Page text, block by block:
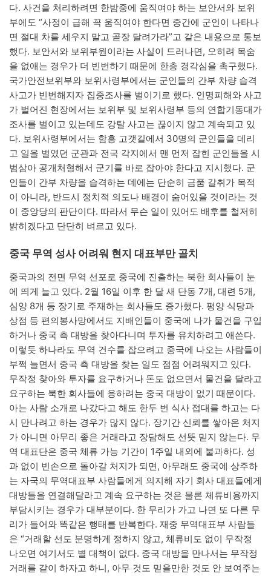
다. 사건을 처리하려면 한밤중에 움직여야 하는 보안서와 보위
부에도 “사정이 급해 꼭 움직여야 한다면 중간에 군인이 나타나
면 절대 차를 세우지 말고 곧장 달려가라”고 같은 내용으로 통보
했다. 보안서와 보위부원이라는 사실이 드러나면, 오히려 목숨
을 없애는 경우가 더 빈번하기 때문에 한층 경각심을 촉구했다.
국가안전보위부와 보위사령부에서는 군인들의 간부 차량 습격
사고가 빈번해지자 집중조사를 벌이기로 했다. 인명피해와 사고
가 벌어진 현장에서는 보위부 및 보위사령부 등의 연합기동대가
조사를 벌이고 있는데도 강탈 사고는 끊이지 않고 계속되고 있
다. 보위사령부에서는 함흥 고갯길에서 30명의 군인들을 데리
고 일을 벌였던 군관과 전국 각지에서 맨 먼저 잡힌 군인들을 시
범삼아 공개처형해서 군기를 바로 잡아야 한다고 지시했다. 군
인들이 간부 차량을 습격하는 데에는 단순히 금품 갈취가 목적
이 아니라, 반드시 정치적 의도나 배경이 숨어있을 것이라는 것
이 중앙당의 판단이다. 따라서 무슨 일이 있어도 배후를 철저히
밝히겠다고 단단히 벼르고 있다.
중국 무역 성사 어려워 현지 대표부만 골치
중국과의 전면 무역 선포로 중국에 진출하는 북한 회사들이 눈
에 띄게 늘고 있다. 2월 16일 이후 한 달 새 단동 7개, 대련 5개,
심양 8개 등 장기로 주재하는 회사들도 증가했다. 평양 식당과
상점 등 편의봉사망에서도 지배인들이 중국에 나가 물건을 구입
하거나 중국 측 대방을 찾아다니며 투자를 유치하려고 애쓴다.
이렇듯 하나라도 무역 건수를 잡으려고 중국에 나오는 사람들이
부쩍 늘면서 중국 측 대방을 찾는 일도 점점 어려워지고 있다.
무작정 찾아와 투자를 요구하거나 돈도 없으면서 물건을 달라고
요구하는 북한 회사들에 응하려는 중국 대방이 없기 때문이다.
아는 사람 소개로 나갔다고 해도 한두 번 식사 접대를 하고는 다
시 만나려고 하는 경우가 많지 않다. 장기간 신뢰를 쌓아온 처지
가 아니면 아무리 좋은 거래라고 장담해도 선뜻 믿지 않는다. 무
역 대표단은 중국 체류 가능 기간이 1주일 내외에 불과하다. 성
과 없이 빈손으로 돌아갈 처지가 되면, 아무래도 중국에 상주하
는 자국의 무역대표부 사람들에게 의지해 자기 회사 대표들에게
대방들을 연결해달라고 계속 요구하는 것은 물론 체류비용까지
부담시키는 경우가 대부분이다. 한 무리가 가고 나면 또 다른 무
리가 들어와 똑같은 행태를 반복한다. 재중 무역대표부 사람들
은 “거래할 선도 분명하게 정하지 않고, 체류비도 없이 무작정
나오면 여기서도 별 대책이 없다. 중국 대방을 만나서는 무작정
거래를 같이 하자고 하니, 아무 것도 믿을만한 것도 안 보여주는